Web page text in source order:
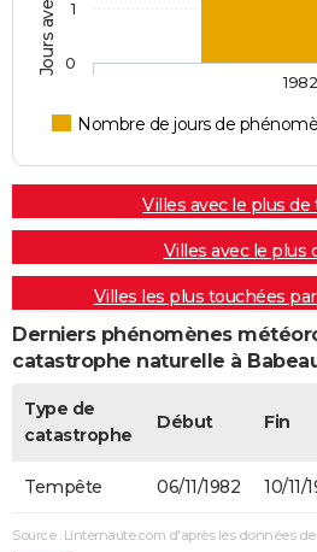
18/07/1976 10 000
12/07/1975 20 000 0
Nombre de jours de
1982
0
1
Villes avec le plus
Villes avec le plus
Villes les plus touchées
Derniers phénomènes
catastrophe naturelle à
Type de
catastrophe
Début Fin
Tempête 06/11/1982 10/11/
Source : Linternaute.com d'après les données de